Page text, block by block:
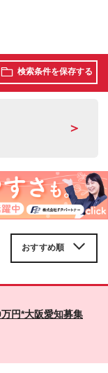
検索条件を保存する
＞
円*大阪愛知募集